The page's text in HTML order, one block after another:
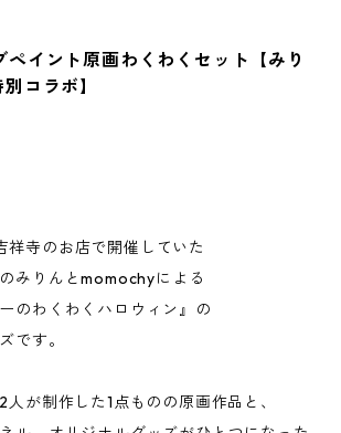
イント原画わくわくセット【みり
コラボ】
祥寺のお店で開催していた
みりんとmomochyによる
のわくわくハロウィン』の
です。
が制作した1点ものの原画作品と、